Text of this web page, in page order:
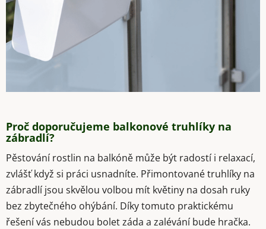
Proč doporučujeme balkonové truhlíky na
zábradlí?
Pěstování rostlin na balkóně může být radostí i relaxací,
zvlášť když si práci usnadníte. Přimontované truhlíky na
zábradlí jsou skvělou volbou mít květiny na dosah ruky
bez zbytečného ohýbání. Díky tomuto praktickému
řešení vás nebudou bolet záda a zalévání bude hračka.